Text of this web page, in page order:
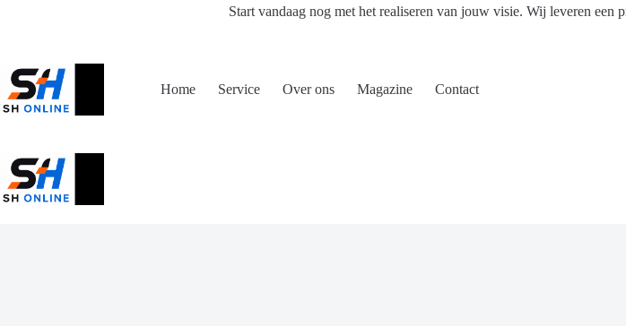
Start vandaag nog met het realiseren van jouw visie. Wij leveren een
Home Service Over ons Magazine Contact